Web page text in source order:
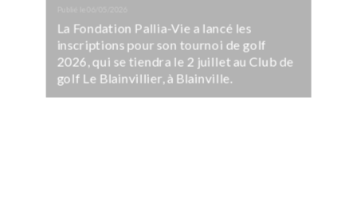
La Fondation Pallia-Vie a lancé les
inscriptions pour son tournoi de golf
2026, qui se tiendra le 2 juillet au Club de
golf Le Blainvillier, à Blainville.